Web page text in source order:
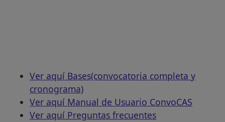
Ver aquí Bases(convocatoria completa y
cronograma)
Ver aquí Manual de Usuario ConvoCAS
Ver aquí Preguntas frecuentes